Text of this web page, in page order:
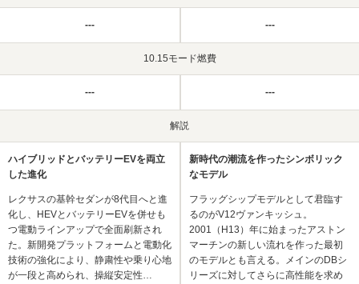
--- ---
10.15モード燃費
--- ---
解説
ハイブリッドとバッテリーEVを両立
した進化
レクサスの基幹セダンが8代目へと進
化し、HEVとバッテリーEVを併せも
つ電動ラインアップで全面刷新され
た。新開発プラットフォームと電動化
技術の強化により、静粛性や乗り心地
が一段と高められ、操縦安定性…
新時代の潮流を作ったシンボリック
なモデル
フラッグシップモデルとして君臨す
るのがV12ヴァンキッシュ。
2001（H13）年に始まったアストン
マーチンの新しい流れを作った最初
のモデルとも言える。メインのDBシ
リーズに対してさらに高性能を求め